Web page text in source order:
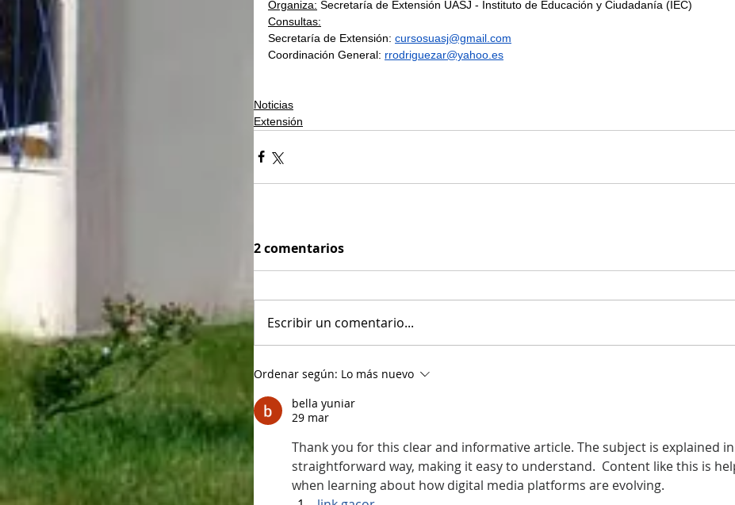
Organiza: Secretaría de Extensión UASJ - Instituto de Educación y Ciudadanía (IEC)
Consultas:
Secretaría de Extensión: cursosuasj@gmail.com
Coordinación General: rrodriguezar@yahoo.es
Noticias
Extensión
2 comentarios
Escribir un comentario...
Ordenar según: Lo más nuevo
bella yuniar
29 mar
Thank you for this clear and informative article. The subject is explained
straightforward way, making it easy to understand.  Content like this is
when learning about how digital media platforms are evolving.